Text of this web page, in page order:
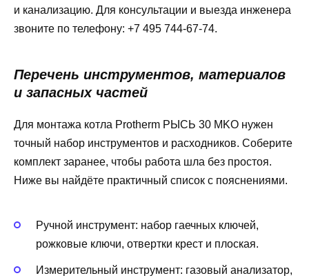
и канализацию. Для консультации и выезда инженера
звоните по телефону: +7 495 744-67-74.
Перечень инструментов, материалов
и запасных частей
Для монтажа котла Protherm РЫСЬ 30 MKO нужен
точный набор инструментов и расходников. Соберите
комплект заранее, чтобы работа шла без простоя.
Ниже вы найдёте практичный список с пояснениями.
Ручной инструмент: набор гаечных ключей,
рожковые ключи, отвертки крест и плоская.
Измерительный инструмент: газовый анализатор,